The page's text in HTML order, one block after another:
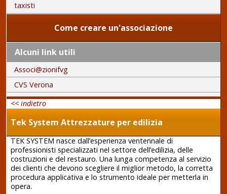
taxisti
Come creare un'associazione
Alcuni link utili
Associ@zionifvg
CVS Verona
<< indietro
Tek System Attrezzature per edilizia
TEK SYSTEM nasce dall’esperienza ventennale di
professionisti specializzati nel settore dell’edilizia, delle
costruzioni e del restauro. Una lunga competenza al servizio
dei clienti che devono scegliere il miglior metodo, la corretta
procedura applicativa e lo strumento ideale per metterla in
opera.